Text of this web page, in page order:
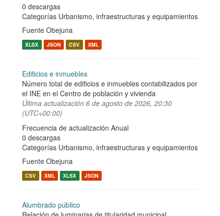
0 descargas
Categorías Urbanismo, infraestructuras y equipamientos
Fuente Obejuna
XLSX JSON CSV XML
Edificios e inmuebles
Número total de edificios e inmuebles contabilizados por
el INE en el Centro de población y vivienda
Última actualización 6 de agosto de 2026, 20:30
(UTC+00:00)
Frecuencia de actualización Anual
0 descargas
Categorías Urbanismo, infraestructuras y equipamientos
Fuente Obejuna
CSV XML XLSX JSON
Alumbrado público